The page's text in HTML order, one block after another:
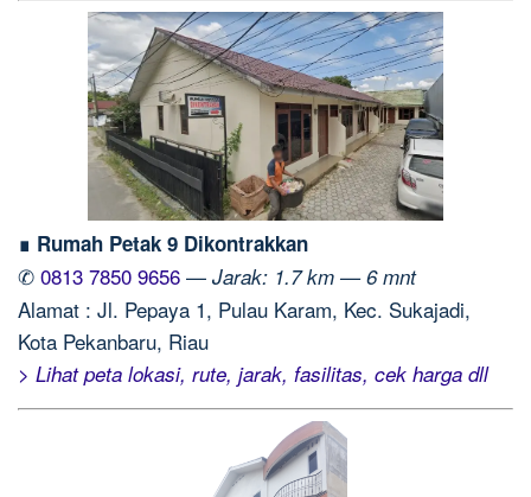
∎ Rumah Petak 9 Dikontrakkan
✆ 0813 7850 9656 — Jarak: 1.7 km — 6 mnt
Alamat : Jl. Pepaya 1, Pulau Karam, Kec. Sukajadi,
Kota Pekanbaru, Riau
> Lihat peta lokasi, rute, jarak, fasilitas, cek harga dll